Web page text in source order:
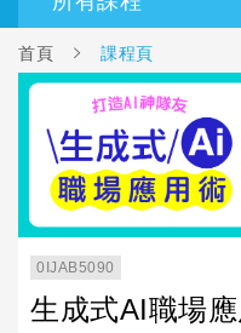
首頁 課程頁
0IJAB5090
生成式AI職場